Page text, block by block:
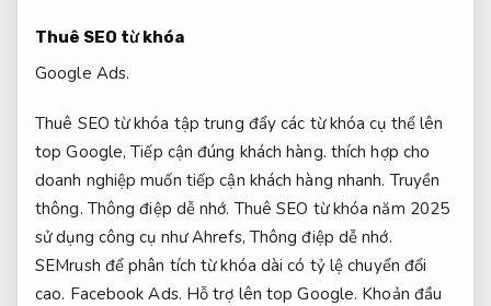
Thuê SEO từ khóa
Google Ads.
Thuê SEO từ khóa tập trung đẩy các từ khóa cụ thể lên
top Google,Tiếp cận đúng khách hàng. thích hợp cho
doanh nghiệp muốn tiếp cận khách hàng nhanh. Truyền
thông. Thông điệp dễ nhớ. Thuê SEO từ khóa năm 2025
sử dụng công cụ như Ahrefs, Thông điệp dễ nhớ.
SEMrush để phân tích từ khóa dài có tỷ lệ chuyển đổi
cao. Facebook Ads. Hỗ trợ lên top Google. Khoản đầu